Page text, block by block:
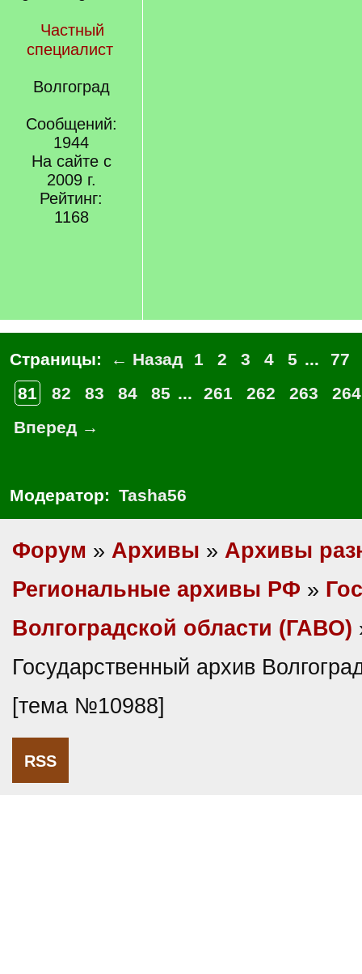
Частный
специалист
Волгоград
Сообщений:
1944
На сайте с
2009 г.
Рейтинг:
1168
Страницы: ← Назад 1 2 3 4 5 ...
77
81
82 83 84 85 ... 261 262 263
264
Вперед →
Модератор: Tasha56
Форум » Архивы » Архивы
Региональные архивы РФ »
Волгоградской области (ГАВО)
Государственный архив
[тема №10988]
RSS